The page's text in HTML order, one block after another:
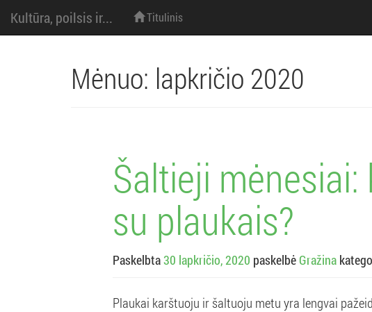
Kultūra, poilsis ir...
M
e
prie
turinio
Titulinis
Mėnuo: lapkričio 2020
Šaltieji
su plaukais?
Paskelbta30 lapkričio, 2020 paskelbė Gražina
Plaukai karštuoju ir šaltuoju metu yra lengvai